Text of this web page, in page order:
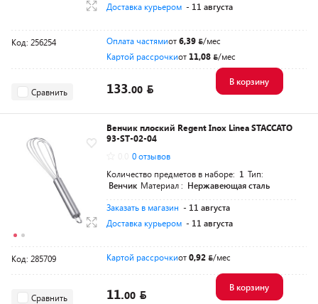
Доставка курьером - 11 августа
Код: 256254 Оплата частямиот6,39
/мес
Картой рассрочкиот 11,08 /мес
Сравнить 133.00
В корзину
Венчик плоский Regent Inox Linea STACCATO
93-ST-02-04
0 отзывов
Количество предметов в наборе: 1 Тип:
Венчик Материал : Нержавеющая сталь
Заказать в магазин - 11 августа
Доставка курьером - 11 августа
Код: 285709 Картой рассрочкиот0,92 /мес
Сравнить 11.00
В корзину